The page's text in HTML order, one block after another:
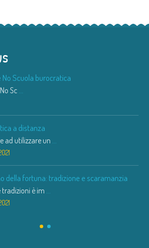
Scuola burocratica
Sc
a distanza
ad utilizzare un
della fortuna: tradizione e scaramanzia
tradizioni è im